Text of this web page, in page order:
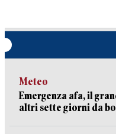
Meteo
Emergenza afa, il
altri sette giorni da